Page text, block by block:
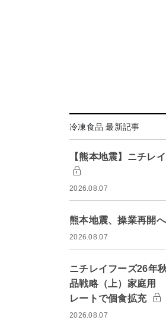
冷凍食品 最新記事
【熊本地震】ニチレ
2026.08.07
熊本地震、操業再開へ
2026.08.07
ニチレイフーズ26年
品戦略（上）家庭用
レートで個食拡充
2026.08.07